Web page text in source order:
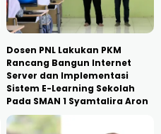
Dosen PNL Lakukan PKM
Rancang Bangun Internet
Server dan Implementasi
Sistem E-Learning Sekolah
Pada SMAN 1 Syamtalira Aron